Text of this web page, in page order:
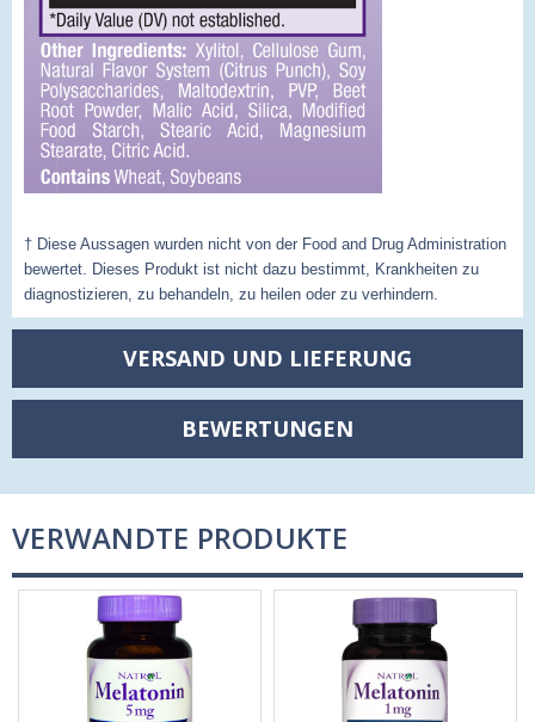
† Diese Aussagen wurden nicht von der Food and Drug Administration
bewertet. Dieses Produkt ist nicht dazu bestimmt, Krankheiten zu
diagnostizieren, zu behandeln, zu heilen oder zu verhindern.
VERSAND UND LIEFERUNG
BEWERTUNGEN
VERWANDTE PRODUKTE